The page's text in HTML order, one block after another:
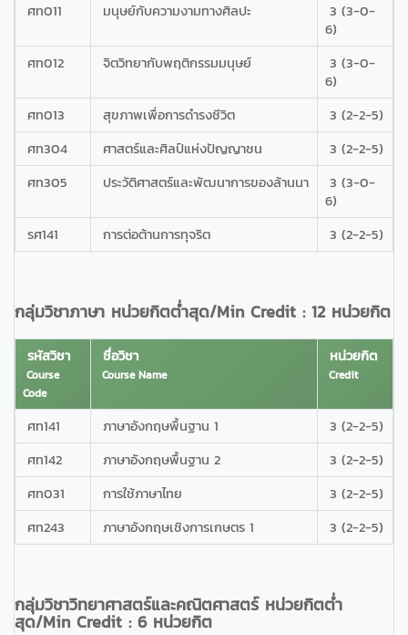
ศท011
มนุษย์กับความงามทางศิลปะ
3 (3-0-
6)
ศท012
จิตวิทยากับพฤติกรรมมนุษย์
3 (3-0-
6)
ศท013
สุขภาพเพื่อการดำรงชีวิต
3 (2-2-5)
ศท304
ศาสตร์และศิลป์แห่งปัญญาชน
3 (2-2-5)
ศท305
ประวัติศาสตร์และพัฒนาการของล้านนา
3 (3-0-
6)
รศ141
การต่อต้านการทุจริต 3 (2-2-5)
กลุ่มวิชาภาษา หน่วยกิตต่ำสุด/Min Credit : 12 หน่วยกิต
รหัสวิชา
Course
Code
ชื่อวิชา
Course Name
หน่วยกิต
Credit
ศท141 ภาษาอังกฤษพื้นฐาน 1
3 (2-2-5)
ศท142
ภาษาอังกฤษพื้นฐาน 2
3 (2-2-5)
ศท031
การใช้ภาษาไทย
3 (2-2-5)
ศท243
ภาษาอังกฤษเชิงการเกษตร 1 3 (2-2-5)
กลุ่มวิชาวิทยาศาสตร์และคณิตศาสตร์ หน่วยกิตต่ำ
สุด/Min Credit : 6 หน่วยกิต